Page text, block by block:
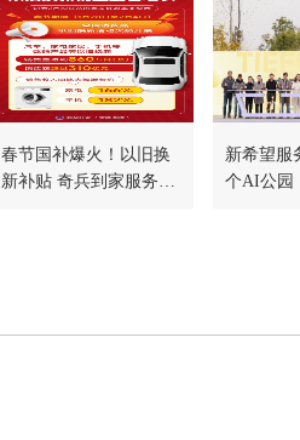
春节国补爆火！以旧换
新补贴 奇兵到家服务双
新希望服
个AI公园